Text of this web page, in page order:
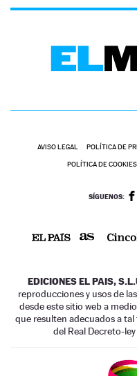
AVISO LEGAL POLÍTICA DE
POLÍTICA DE COOKIES
SÍGUENOS:
EDICIONES EL PAIS,
reproducciones y usos de
desde este sitio web a
que resulten adecuados a
del Real Decreto-